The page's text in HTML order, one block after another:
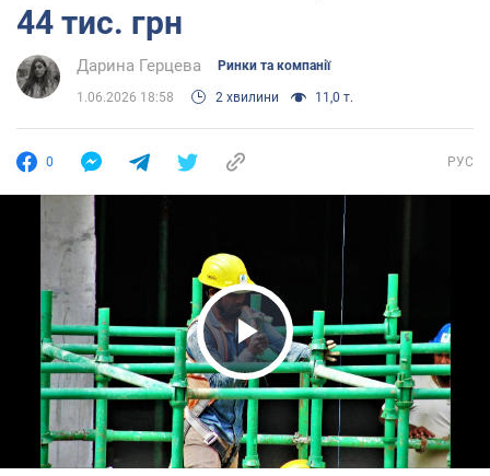
44 тис. грн
Дарина Герцева Ринки та компанії
1.06.2026 18:58 2 хвилини 11,0 т.
0 РУС
Play Video